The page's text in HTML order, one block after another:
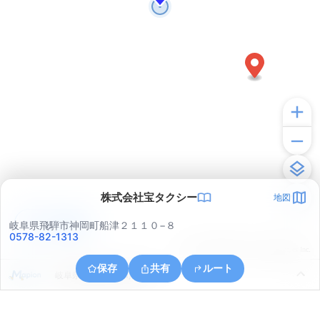
株式会社宝タクシー 地図
岐阜県飛騨市神岡町船津２１１０−８
0578-82-1313
保存 共有 ルート
岐阜県飛騨市神岡町船津
アプリで見る